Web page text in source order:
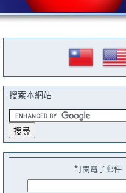
搜索本網站
訂閱電子郵件